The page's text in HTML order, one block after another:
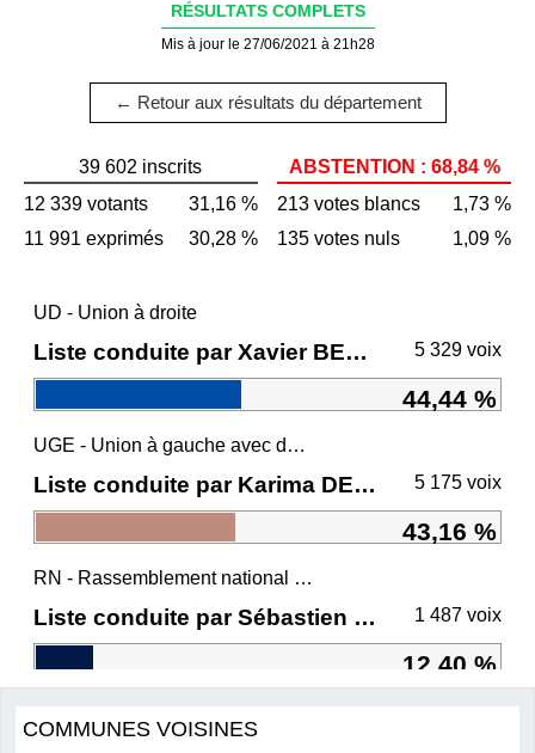
RÉSULTATS COMPLETS
Mis à jour le 27/06/2021 à 21h28
← Retour aux résultats du département
39 602 inscrits
12 339 votants
31,16 %
11 991 exprimés
30,28 %
ABSTENTION : 68,84 %
213 votes blancs
1,73 %
135 votes nuls
1,09 %
UD - Union à droite
Liste conduite par Xavier BERTRAND 5 329 voix
44,44 %
UGE - Union à gauche avec des écologistes
Liste conduite par Karima DELLI 5 175 voix
43,16 %
RN - Rassemblement national et ses alliés
Liste conduite par Sébastien CHENU 1 487 voix
12,40 %
COMMUNES VOISINES